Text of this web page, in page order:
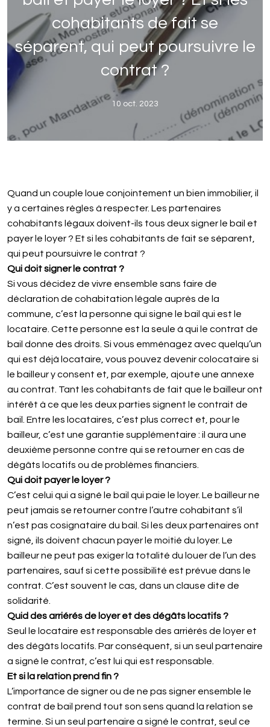
cohabitants de fait se
séparent, qui peut poursuivre le
contrat ?
10 oct. 2023
Quand un couple loue conjointement un bien immobilier, il
y a certaines règles à respecter. Les partenaires
cohabitants légaux doivent-ils tous deux signer le bail et
payer le loyer ? Et si les cohabitants de fait se séparent,
qui peut poursuivre le contrat ?
Qui doit signer le contrat ?
Si vous décidez de vivre ensemble sans faire de
déclaration de cohabitation légale auprès de la
commune, c’est la personne qui signe le bail qui est le
locataire. Cette personne est la seule à qui le contrat de
bail donne des droits. Si vous emménagez avec quelqu’un
qui est déjà locataire, vous pouvez devenir colocataire si
le bailleur y consent et, par exemple, ajoute une annexe
au contrat. Tant les cohabitants de fait que le bailleur ont
intérêt à ce que les deux parties signent le contrait de
bail. Entre les locataires, c’est plus correct et, pour le
bailleur, c’est une garantie supplémentaire : il aura une
deuxième personne contre qui se retourner en cas de
dégâts locatifs ou de problèmes financiers.
Qui doit payer le loyer ?
C’est celui qui a signé le bail qui paie le loyer. Le bailleur ne
peut jamais se retourner contre l’autre cohabitant s’il
n’est pas cosignataire du bail. Si les deux partenaires ont
signé, ils doivent chacun payer le moitié du loyer. Le
bailleur ne peut pas exiger la totalité du louer de l’un des
partenaires, sauf si cette possibilité est prévue dans le
contrat. C’est souvent le cas, dans un clause dite de
solidarité.
Quid des arriérés de loyer et des dégâts locatifs ?
Seul le locataire est responsable des arriérés de loyer et
des dégâts locatifs. Par conséquent, si un seul partenaire
a signé le contrat, c’est lui qui est responsable.
Et si la relation prend fin ?
L’importance de signer ou de ne pas signer ensemble le
contrat de bail prend tout son sens quand la relation se
termine. Si un seul partenaire a signé le contrat, seul ce